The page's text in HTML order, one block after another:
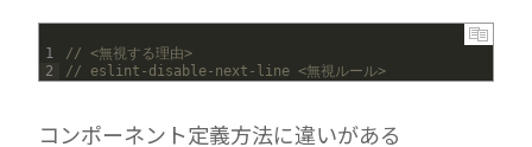
1
2
// <無視する理由>
// eslint-disable-next-line <無視ルール>
コンポーネント定義方法に違いがある